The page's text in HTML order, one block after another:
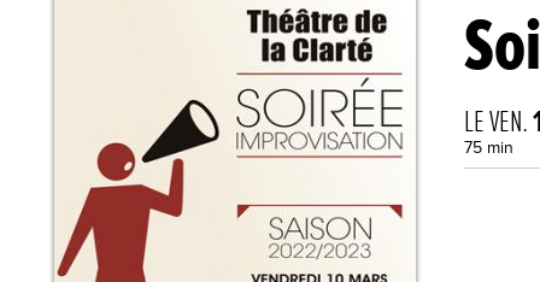
LE VEN.
75 min